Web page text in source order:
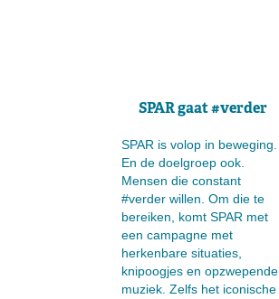
SPAR gaat #verder
SPAR is volop in beweging.
En de doelgroep ook.
Mensen die constant
#verder willen. Om die te
bereiken, komt SPAR met
een campagne met
herkenbare situaties,
knipoogjes en opzwepende
muziek. Zelfs het iconische